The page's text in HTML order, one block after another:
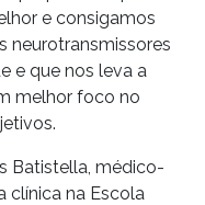
e consigamos
neurotransmissores
e que nos leva a
melhor foco no
Batistella, médico-
clínica na Escola